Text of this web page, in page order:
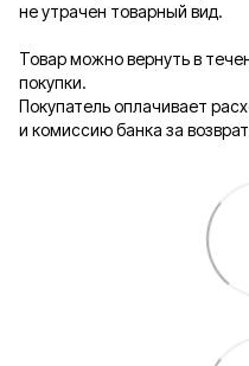
не утрачен товарный вид.
Товар можно вернуть в
покупки.
Покупатель оплачивает
и комиссию банка за